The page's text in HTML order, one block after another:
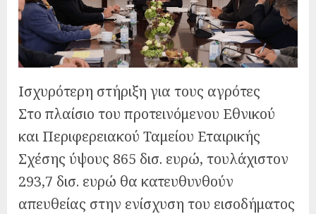
Ισχυρότερη στήριξη για τους αγρότες
Στο πλαίσιο του προτεινόμενου Εθνικού
και Περιφερειακού Ταμείου Εταιρικής
Σχέσης ύψους 865 δισ. ευρώ, τουλάχιστον
293,7 δισ. ευρώ θα κατευθυνθούν
απευθείας στην ενίσχυση του εισοδήματος